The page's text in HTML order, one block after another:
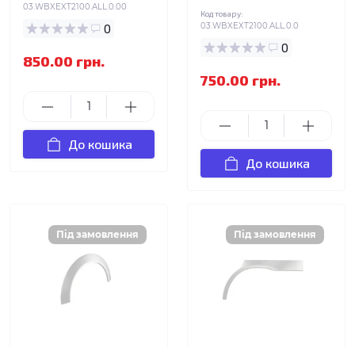
03.WBXEXT2100.ALL.0.00
0
850.00 грн.
До кошика
Код товару:
03.WBXEXT2100.ALL.0.0
0
750.00 грн.
До кошика